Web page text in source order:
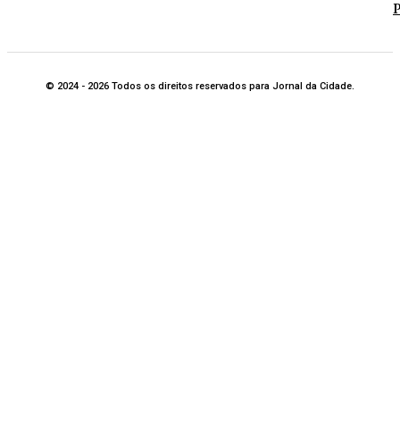
© 2024 - 2026 Todos os direitos reservados para Jornal da Cidade.